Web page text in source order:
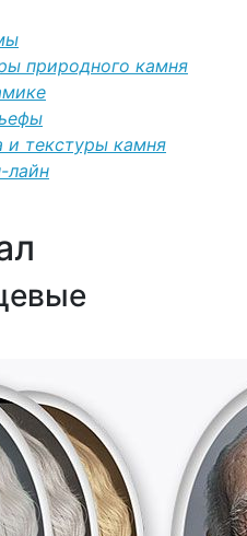
природного камня
текстуры камня
лайн